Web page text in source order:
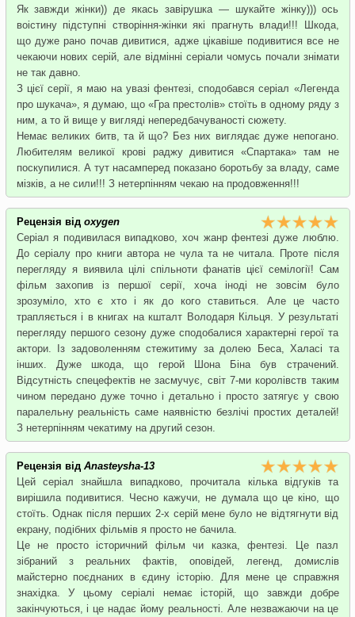
Як завжди жінки)) де якась завірушка — шукайте жінку))) ось
воістину підступні створіння-жінки які прагнуть влади!!! Шкода,
що дуже рано почав дивитися, адже цікавіше подивитися все не
чекаючи нових серій, але відмінні серіали чомусь почали знімати
не так давно.
З цієї серії, я маю на увазі фентезі, сподобався серіал «Легенда
про шукача», я думаю, що «Гра престолів» стоїть в одному ряду з
ним, а то й вище у вигляді непередбачуваності сюжету.
Немає великих битв, та й що? Без них виглядає дуже непогано.
Любителям великої крові раджу дивитися «Спартака» там не
поскупилися. А тут насамперед показано боротьбу за владу, саме
мізків, а не сили!!! З нетерпінням чекаю на продовження!!!
Рецензія від oxygen
Серіал я подивилася випадково, хоч жанр фентезі дуже люблю.
До серіалу про книги автора не чула та не читала. Проте після
перегляду я виявила цілі спільноти фанатів цієї семілогії! Сам
фільм захопив із першої серії, хоча іноді не зовсім було
зрозуміло, хто є хто і як до кого ставиться. Але це часто
трапляється і в книгах на кшталт Володаря Кільця. У результаті
перегляду першого сезону дуже сподобалися характерні герої та
актори. Із задоволенням стежитиму за долею Беса, Халасі та
інших. Дуже шкода, що герой Шона Біна був страчений.
Відсутність спецефектів не засмучує, світ 7-ми королівств таким
чином передано дуже точно і детально і просто затягує у свою
паралельну реальність саме наявністю безлічі простих деталей!
З нетерпінням чекатиму на другий сезон.
Рецензія від Anasteysha-13
Цей серіал знайшла випадково, прочитала кілька відгуків та
вирішила подивитися. Чесно кажучи, не думала що це кіно, що
стоїть. Однак після перших 2-х серій мене було не відтягнути від
екрану, подібних фільмів я просто не бачила.
Це не просто історичний фільм чи казка, фентезі. Це пазл
зібраний з реальних фактів, оповідей, легенд, домислів
майстерно поєднаних в єдину історію. Для мене це справжня
знахідка. У цьому серіалі немає історій, що завжди добре
закінчуються, і це надає йому реальності. Але незважаючи на це